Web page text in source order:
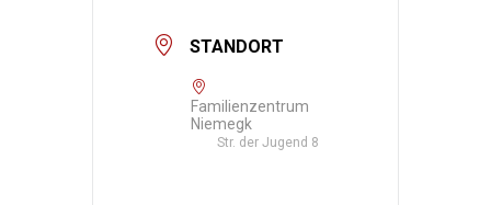
STANDORT
Familienzentrum
Niemegk
Str. der Jugend 8